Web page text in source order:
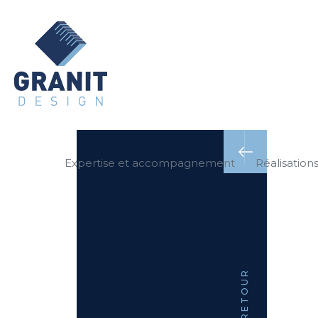
Expertise et accompagnement Réalisations
RETOUR